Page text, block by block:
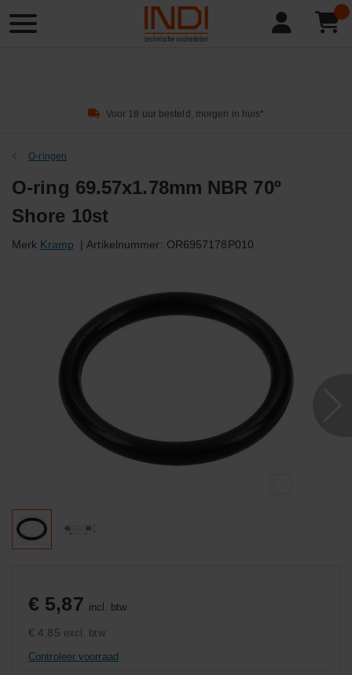
Product
zoeken
Voor 18 uur besteld, morgen in huis*
O-ringen
O-ring 69.57x1.78mm NBR 70º
Shore 10st
Merk Kramp | Artikelnummer: OR6957178P010
€ 5,87 incl. btw
€ 4,85 excl. btw
Controleer voorraad